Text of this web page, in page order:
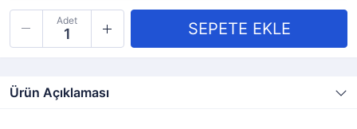
Adet
Ürün Açıklaması